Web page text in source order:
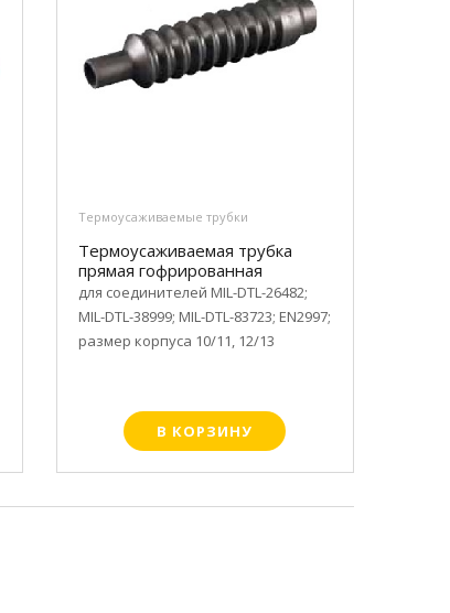
Термоусаживаемые трубки
Термоусаживаемая трубка
прямая гофрированная
для соединителей MIL-DTL-26482;
MIL-DTL-38999; MIL-DTL-83723; EN2997;
размер корпуса 10/11, 12/13
В КОРЗИНУ